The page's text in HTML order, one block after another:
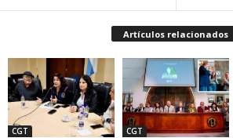
Artículos relacionados
CGT CGT